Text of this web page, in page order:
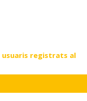
usuaris registrats al